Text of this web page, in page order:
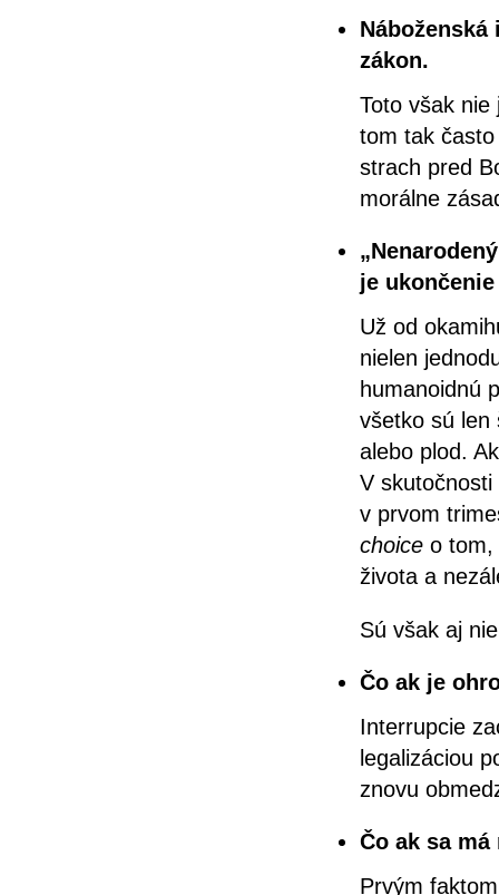
zákon.
Toto však
tom tak
strach pred
morálne
je
Už od
nielen
humanoidnú
všetko sú len
alebo plod.
V
v prvom
choice o tom,
života a
Sú však aj
Čo ak je
Interrupcie
legalizáciou
znovu
Čo ak sa
Prvým